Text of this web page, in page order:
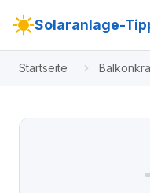
Solaranlage-
Startseite